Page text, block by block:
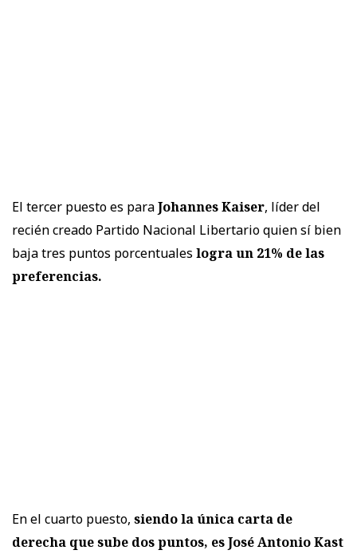
El tercer puesto es paraJohannes Kaiser, líder del
recién creado Partido Nacional Libertario quien sí bien
baja tres puntos porcentuales logra un 21% de las
preferencias.
En el cuarto puesto, siendo la única carta de
derecha que sube dos puntos, es José Antonio Kast